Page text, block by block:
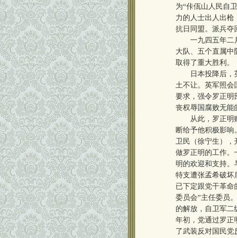
为“佧佤山人民自
力的人士出人出枪
抗日同盟。派兵夺
一九四五年二月
大队、五个直属中
取得了重大胜利。
日本投降后，英
土不让。英军照会
要求，强令罗正明
丧权辱国腐败无能
从此，罗正明赋
断给予他积极影
卫民（徐宁生），
做罗正明的工作。
明的欢迎和支持。
特支遭张孟希破坏
已下定跟党干革
委员会”主任委员
的解放，自卫军二
年初，党通过罗正
了武装反对国民党